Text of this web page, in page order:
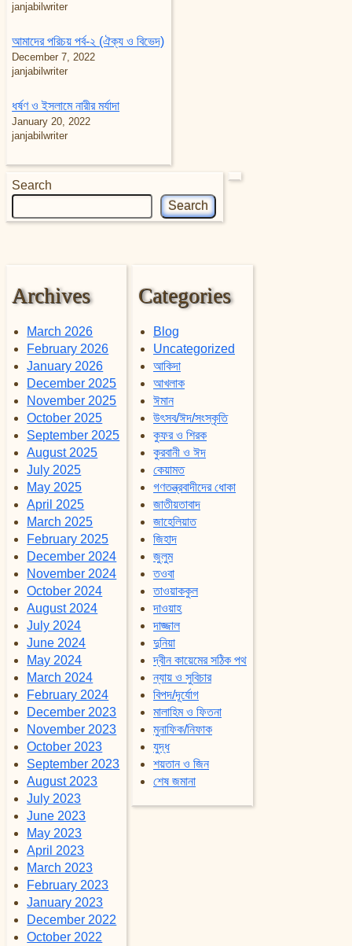
janjabilwriter
আমাদের পরিচয় পর্ব-২ (ঐক্য ও বিভেদ)
December 7, 2022
janjabilwriter
ধর্ষণ ও ইসলামে নারীর মর্যাদা
January 20, 2022
janjabilwriter
Search
Search
Archives
March 2026
February 2026
January 2026
December 2025
November 2025
October 2025
September 2025
August 2025
July 2025
May 2025
April 2025
March 2025
February 2025
December 2024
November 2024
October 2024
August 2024
July 2024
June 2024
May 2024
March 2024
February 2024
December 2023
November 2023
October 2023
September 2023
August 2023
July 2023
June 2023
May 2023
April 2023
March 2023
February 2023
January 2023
December 2022
October 2022
Categories
Blog
Uncategorized
আকিদা
আখলাক
ঈমান
উৎসব/ঈদ/সংস্কৃতি
কুফর ও শিরক
কুরবানী ও ঈদ
কেয়ামত
গণতন্ত্রবাদীদের ধোকা
জাতীয়তাবাদ
জাহেলিয়াত
জিহাদ
জুলুম
তওবা
তাওয়াককুল
দাওয়াহ
দাজ্জাল
দুনিয়া
দ্বীন কায়েমের সঠিক পথ
ন্যায় ও সুবিচার
বিপদ/দূর্যোগ
মালাহিম ও ফিতনা
মুনাফিক/নিফাক
যুদ্ধ
শয়তান ও জিন
শেষ জমানা